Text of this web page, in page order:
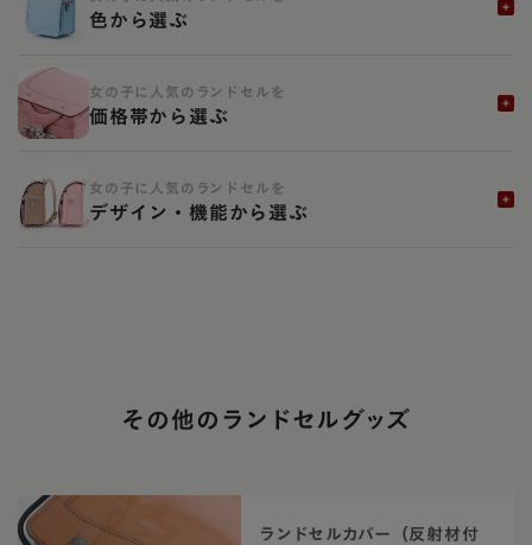
色から選ぶ
女の子に人気のランドセルを
価格帯から選ぶ
女の子に人気のランドセルを
デザイン・機能から選ぶ
その他のランドセルグッズ
ランドセルカバー（反射材付